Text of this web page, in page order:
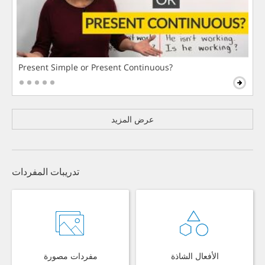
Present Simple or Present Continuous?
عرض المزيد
تدريبات المفردات
مفردات مصورة الأفعال الشاذة